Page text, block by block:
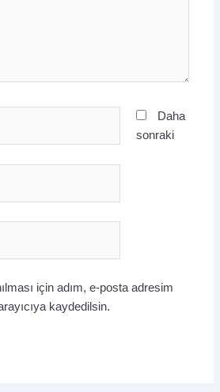
Daha
sonraki
için adım, e-posta adresim
kaydedilsin.